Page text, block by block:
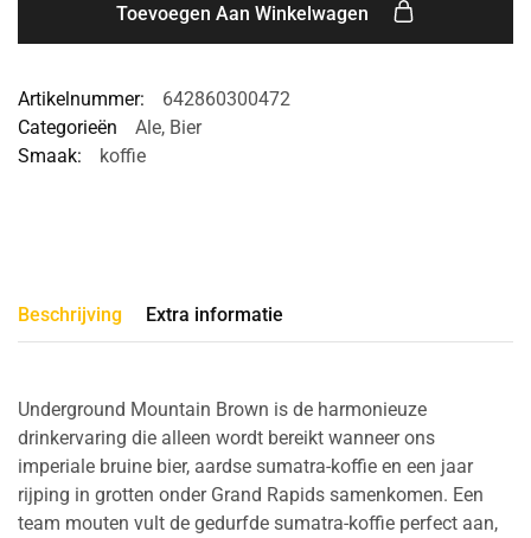
Toevoegen Aan Winkelwagen
Artikelnummer:
642860300472
Categorieën
Ale, Bier
Smaak:
koffie
Beschrijving Extra informatie
Underground Mountain Brown is de harmonieuze
drinkervaring die alleen wordt bereikt wanneer ons
imperiale bruine bier, aardse sumatra-koffie en een jaar
rijping in grotten onder Grand Rapids samenkomen. Een
team mouten vult de gedurfde sumatra-koffie perfect aan,